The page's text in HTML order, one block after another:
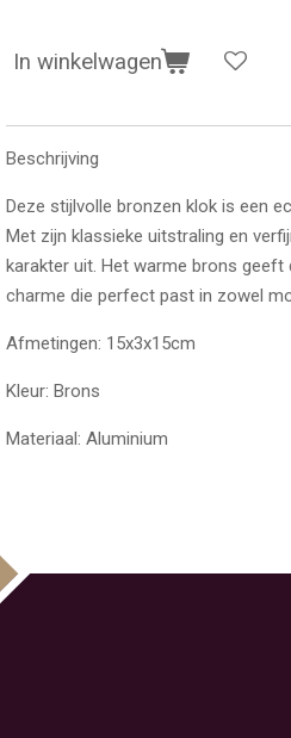
In winkelwagen
Beschrijving
Deze stijlvolle bronzen klok is een
Met zijn klassieke uitstraling en
karakter uit. Het warme brons geeft
charme die perfect past in zowel
Afmetingen: 15x3x15cm
Kleur: Brons
Materiaal: Aluminium